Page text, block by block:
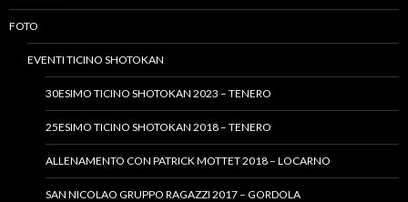
FOTO
EVENTI TICINO SHOTOKAN
30ESIMO TICINO SHOTOKAN 2023 – TENERO
25ESIMO TICINO SHOTOKAN 2018 – TENERO
ALLENAMENTO CON PATRICK MOTTET 2018 – LOCARNO
SAN NICOLAO GRUPPO RAGAZZI 2017 – GORDOLA